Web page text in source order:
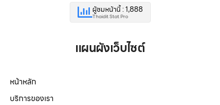
ผู้ชมหน้านี้ : 1,888
Thaidit Stat Pro
แผนผังเว็บไซต์
หน้าหลัก
บริการของเรา